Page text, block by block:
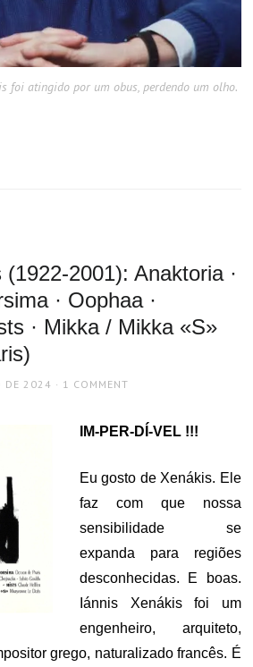
foi atingido por um obus, perdendo um olho.
2001): Anaktoria ·
· Oophaa ·
· Mikka / Mikka «S»
DE 2024 1 COMMENT
IM-PER-DÍ-VEL !!!
Eu gosto de Xenákis. Ele
faz com que nossa
sensibilidade se
expanda para regiões
desconhecidas. E boas.
Iánnis Xenákis foi um
engenheiro, arquiteto,
grego, naturalizado francês. É